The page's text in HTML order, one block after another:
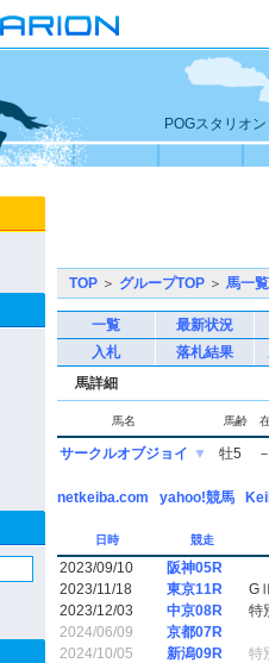
POGスタリオ
TOP ＞ グループTOP ＞ 馬一覧
一覧 最新状況
入札
落札結果
馬詳細
馬名 馬齢
サークルオブジョイ ▼ 牡5 －
netkeiba.com yahoo!競馬
日時 競走
2023/09/10 阪神05R
2023/11/18
東京11R GⅡ
2023/12/03
中京08R 特
2024/06/09
京都07R
2024/10/05
新潟09R 特